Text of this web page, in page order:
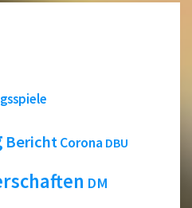
BerichtCorona DBU
DM